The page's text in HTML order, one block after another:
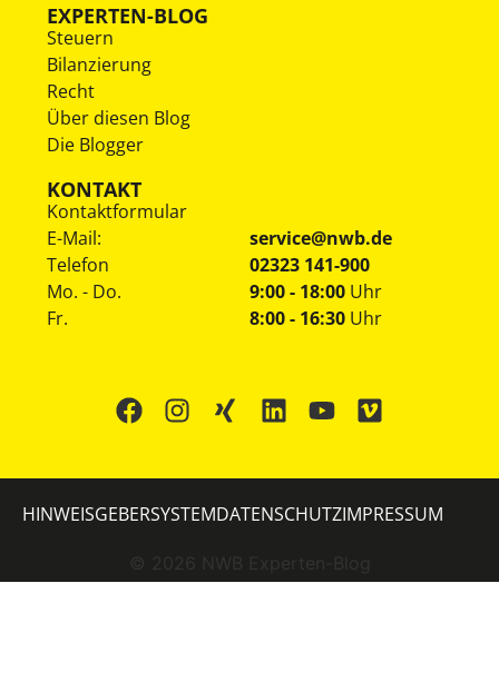
EXPERTEN-BLOG
Steuern
Bilanzierung
Recht
Über diesen Blog
Die Blogger
KONTAKT
Kontaktformular
E-Mail:
service@nwb.de
Telefon
02323 141-900
Mo. - Do.
Fr.
9:00 - 18:00 Uhr
8:00 - 16:30 Uhr
© 2026 NWB Experten-Blog
HINWEISGEBERSYSTEMDATENSCHUTZIMPRESSUM